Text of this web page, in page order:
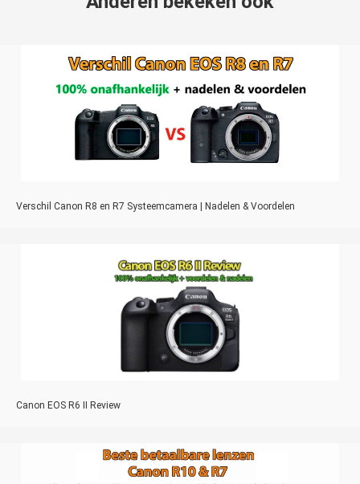
Verschil Canon R8 en R7 Systeemcamera | Nadelen & Voordelen
Canon EOS R6 II Review